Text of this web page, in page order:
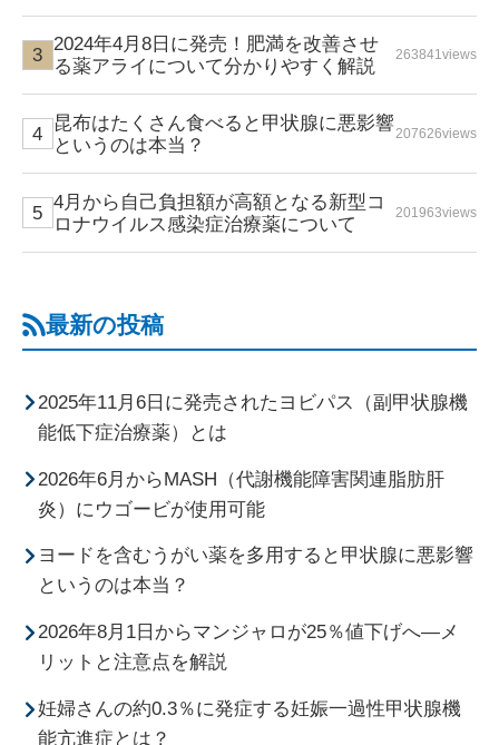
2024年4月8日に発売！肥満を改善させ
る薬アライについて分かりやすく解説
263841views
昆布はたくさん食べると甲状腺に悪影響
というのは本当？
207626views
4月から自己負担額が高額となる新型コ
ロナウイルス感染症治療薬について
201963views
最新の投稿
2025年11月6日に発売されたヨビパス（副甲状腺機
能低下症治療薬）とは
2026年6月からMASH（代謝機能障害関連脂肪肝
炎）にウゴービが使用可能
ヨードを含むうがい薬を多用すると甲状腺に悪影響
というのは本当？
2026年8月1日からマンジャロが25％値下げへ―メ
リットと注意点を解説
妊婦さんの約0.3％に発症する妊娠一過性甲状腺機
能亢進症とは？